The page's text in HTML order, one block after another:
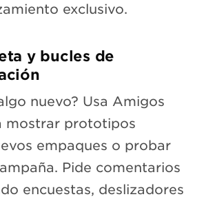
exclusivo.
y bucles de
nuevo? Usa Amigos
mostrar prototipos
empaques o probar
Pide comentarios
encuestas, deslizadores